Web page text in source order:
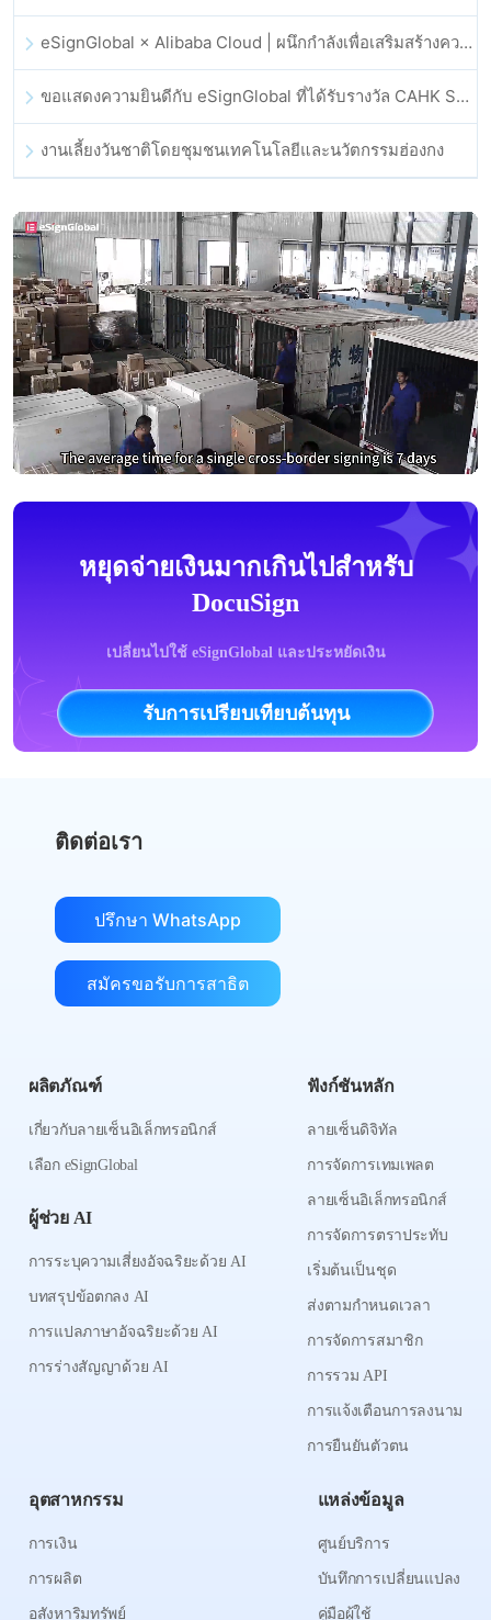
eSignGlobal × Alibaba Cloud | ผนึกกำลังเพื่อเสริมสร้างความเชื่อมั่นดิจิทัลระดับโลกสำหรับฟินเทค
ขอแสดงความยินดีกับ eSignGlobal ที่ได้รับรางวัล CAHK STAR Award 2025
งานเลี้ยงวันชาติโดยชุมชนเทคโนโลยีและนวัตกรรมฮ่องกง
หยุดจ่ายเงินมากเกินไปสำหรับ
DocuSign
เปลี่ยนไปใช้ eSignGlobal และประหยัดเงิน
รับการเปรียบเทียบต้นทุน
ติดต่อเรา
ปรึกษา WhatsApp
สมัครขอรับการสาธิต
ผลิตภัณฑ์
เกี่ยวกับลายเซ็นอิเล็กทรอนิกส์
เลือก eSignGlobal
ผู้ช่วย AI
การระบุความเสี่ยงอัจฉริยะด้วย AI
บทสรุปข้อตกลง AI
การแปลภาษาอัจฉริยะด้วย AI
การร่างสัญญาด้วย AI
ฟังก์ชันหลัก
ลายเซ็นดิจิทัล
การจัดการเทมเพลต
ลายเซ็นอิเล็กทรอนิกส์
การจัดการตราประทับ
เริ่มต้นเป็นชุด
ส่งตามกำหนดเวลา
การจัดการสมาชิก
การรวม API
การแจ้งเตือนการลงนาม
การยืนยันตัวตน
อุตสาหกรรม
การเงิน
การผลิต
อสังหาริมทรัพย์
แหล่งข้อมูล
ศูนย์บริการ
บันทึกการเปลี่ยนแปลง
คู่มือผู้ใช้